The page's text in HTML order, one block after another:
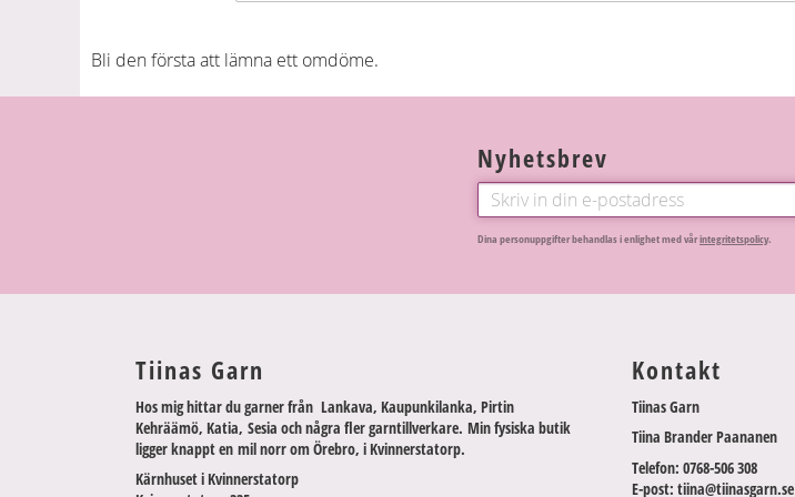
Bli den första att lämna ett omdöme.
Nyhetsbrev
Dina personuppgifter behandlas i enlighet med vårintegritetspolicy.
Tiinas Garn
Hos mig hittar du garner från Lankava, Kaupunkilanka, Pirtin
Kehräämö, Katia, Sesia och några fler garntillverkare. Min fysiska butik
ligger knappt en mil norr om Örebro, i Kvinnerstatorp.
Kärnhuset i Kvinnerstatorp
Kontakt
Tiinas Garn
Tiina Brander Paananen
Telefon: 0768-506 308
E-post: tiina@tiinasgarn.se